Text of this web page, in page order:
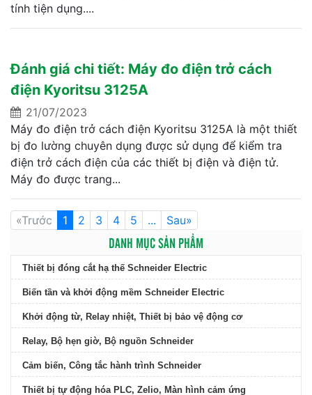
DANH MỤC SẢN PHẨM
Thiết bị đóng cắt hạ thế Schneider Electric
Biến tần và khởi động mềm Schneider Electric
Khởi động từ, Relay nhiệt, Thiết bị bảo vệ động cơ
Relay, Bộ hẹn giờ, Bộ nguồn Schneider
Cảm biến, Công tắc hành trình Schneider
Thiết bị tự động hóa PLC, Zelio, Màn hình cảm ứng
tính tiện dụng....
Đánh giá chi tiết: Máy đo điện trở cách
điện Kyoritsu 3125A
21/07/2023
Máy đo điện trở cách điện Kyoritsu 3125A là một thiết
bị đo lường chuyên dụng được sử dụng để kiểm tra
điện trở cách điện của các thiết bị điện và điện tử.
Máy đo được trang...
«Trước 1 2 3 4 5 ... Sau»